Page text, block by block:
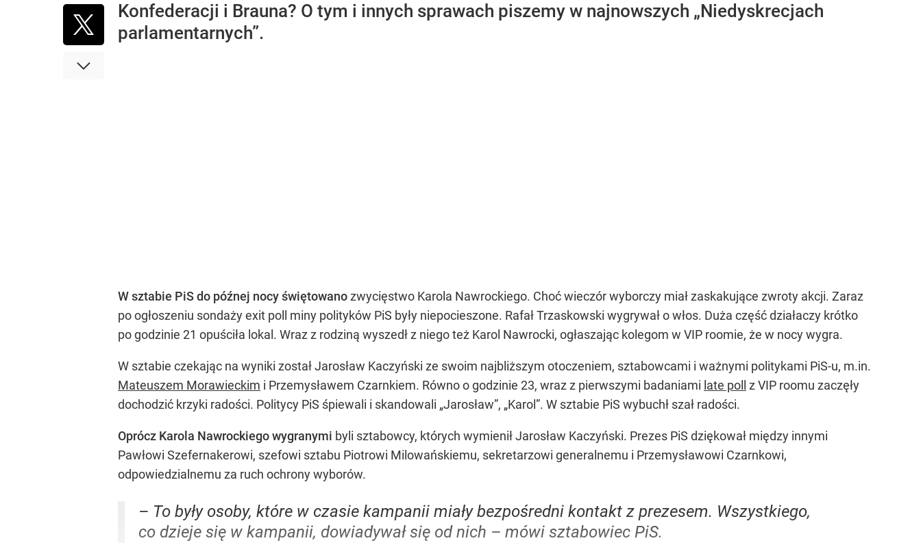
Konfederacji i Brauna? O tym i innych sprawach piszemy w najnowszych „Niedyskrecjach
parlamentarnych”.
W sztabie PiS do późnej nocy świętowanozwycięstwo Karola Nawrockiego. Choć wieczór wyborczy miał zaskakujące zwroty akcji. Zaraz
po ogłoszeniu sondaży exit poll miny polityków PiS były niepocieszone. Rafał Trzaskowski wygrywał o włos. Duża część działaczy krótko
po godzinie 21 opuściła lokal. Wraz z rodziną wyszedł z niego też Karol Nawrocki, ogłaszając kolegom w VIP roomie, że w nocy wygra.
W sztabie czekając na wyniki został Jarosław Kaczyński ze swoim najbliższym otoczeniem, sztabowcami i ważnymi politykami PiS-u, m.in.
Mateuszem Morawieckim i Przemysławem Czarnkiem. Równo o godzinie 23, wraz z pierwszymi badaniami late poll z VIP roomu zaczęły
dochodzić krzyki radości. Politycy PiS śpiewali i skandowali „Jarosław”, „Karol”. W sztabie PiS wybuchł szał radości.
Oprócz Karola Nawrockiego wygranymi byli sztabowcy, których wymienił Jarosław Kaczyński. Prezes PiS dziękował między innymi
Pawłowi Szefernakerowi, szefowi sztabu Piotrowi Milowańskiemu, sekretarzowi generalnemu i Przemysławowi Czarnkowi,
odpowiedzialnemu za ruch ochrony wyborów.
– To były osoby, które w czasie kampanii miały bezpośredni kontakt z prezesem. Wszystkiego,
co dzieje się w kampanii, dowiadywał się od nich – mówi sztabowiec PiS.